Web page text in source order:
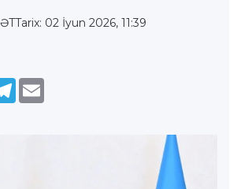
Tarix: 02 İyun 2026, 11:39
Telegram